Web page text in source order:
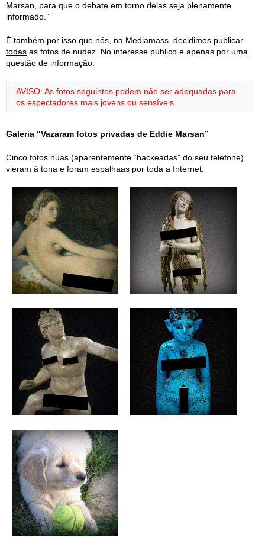
Marsan, para que o debate em torno delas seja plenamente
informado.”
É também por isso que nós, na Mediamass, decidimos publicar
todas as fotos de nudez. No interesse público e apenas por uma
questão de informação.
AVISO: As fotos seguintes podem não ser adequadas para
os espectadores mais jovens ou sensíveis.
Galeria “Vazaram fotos privadas de Eddie Marsan”
Cinco fotos nuas (aparentemente “hackeadas” do seu telefone)
vieram à tona e foram espalhaas por toda a Internet: